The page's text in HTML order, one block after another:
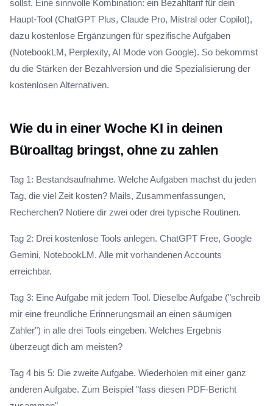
sollst. Eine sinnvolle Kombination: ein Bezahltarif für dein
Haupt-Tool (ChatGPT Plus, Claude Pro, Mistral oder Copilot),
dazu kostenlose Ergänzungen für spezifische Aufgaben
(NotebookLM, Perplexity, AI Mode von Google). So bekommst
du die Stärken der Bezahlversion und die Spezialisierung der
kostenlosen Alternativen.
Wie du in einer Woche KI in deinen
Büroalltag bringst, ohne zu zahlen
Tag 1: Bestandsaufnahme. Welche Aufgaben machst du jeden
Tag, die viel Zeit kosten? Mails, Zusammenfassungen,
Recherchen? Notiere dir zwei oder drei typische Routinen.
Tag 2: Drei kostenlose Tools anlegen. ChatGPT Free, Google
Gemini, NotebookLM. Alle mit vorhandenen Accounts
erreichbar.
Tag 3: Eine Aufgabe mit jedem Tool. Dieselbe Aufgabe ("schreib
mir eine freundliche Erinnerungsmail an einen säumigen
Zahler") in alle drei Tools eingeben. Welches Ergebnis
überzeugt dich am meisten?
Tag 4 bis 5: Die zweite Aufgabe. Wiederholen mit einer ganz
anderen Aufgabe. Zum Beispiel "fass diesen PDF-Bericht